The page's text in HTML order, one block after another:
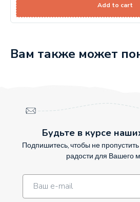
Add to cart
Вам также может
Будьте в курсе
Подпишитесь, чтобы не
радости для Вашего